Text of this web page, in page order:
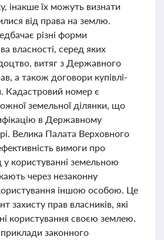
інакше їх можуть визнати
від права на землю.
різні форми
власності, серед яких
витяг з Державного
а також договори купівлі-
Кадастровий номер є
земельної ділянки, що
в Державному
Велика Палата Верховного
вимоги про
користуванні земельною
через незаконну
іншою особою. Це
захисту прав власників, які
користування своєю землею.
законного